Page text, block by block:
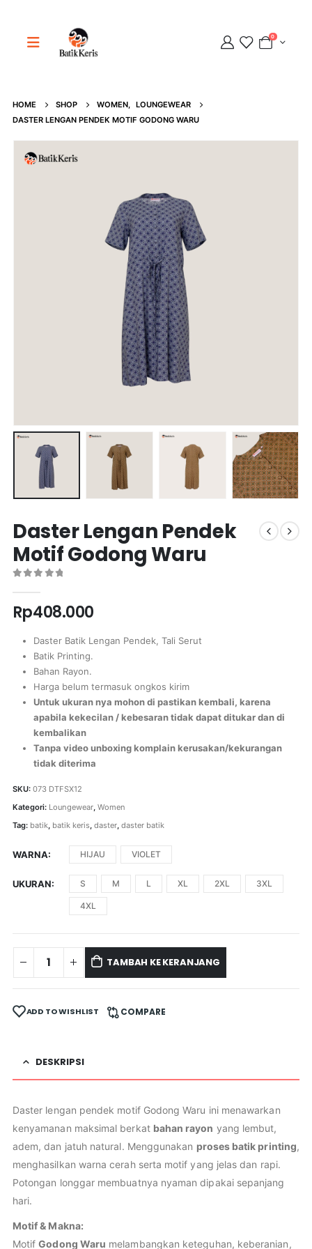
0
HOME SHOP WOMEN, LOUNGEWEAR
DASTER LENGAN PENDEK MOTIF GODONG WARU
Daster Lengan Pendek
Motif Godong Waru
Rp408.000
Daster Batik Lengan Pendek, Tali Serut
Batik Printing.
Bahan Rayon.
Harga belum termasuk ongkos kirim
Untuk ukuran nya mohon di pastikan kembali, karena
apabila kekecilan / kebesaran tidak dapat ditukar dan di
kembalikan
Tanpa video unboxing komplain kerusakan/kekurangan
tidak diterima
SKU: 073 DTFSX12
Kategori: Loungewear, Women
Tag: batik, batik keris, daster, daster batik
WARNA HIJAU VIOLET
UKURAN S M L XL 2XL 3XL
4XL
TAMBAH KE KERANJANG
ADD TO WISHLIST COMPARE
DESKRIPSI
Daster lengan pendek motif Godong Waru ini menawarkan
kenyamanan maksimal berkat bahan rayon yang lembut,
adem, dan jatuh natural. Menggunakan proses batik printing,
menghasilkan warna cerah serta motif yang jelas dan rapi.
Potongan longgar membuatnya nyaman dipakai sepanjang
hari.
Motif & Makna:
MotifGodong Waru melambangkan keteguhan, keberanian,
Adipati
Online